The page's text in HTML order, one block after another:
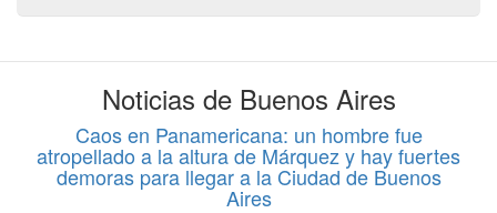
Noticias de Buenos Aires
Caos en Panamericana: un hombre fue
atropellado a la altura de Márquez y hay fuertes
demoras para llegar a la Ciudad de Buenos
Aires